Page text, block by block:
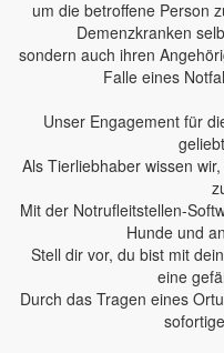
um die betroffene Person
Demenzkranken
sondern auch ihren
Falle eines
Unser Engagement für
Als Tierliebhaber wissen
Mit der Notrufleitstellen-
Hunde und
Stell dir vor, du bist mit
eine
Durch das Tragen eines